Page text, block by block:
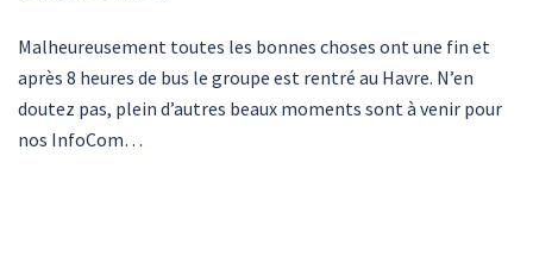
Malheureusement toutes les bonnes choses ont une fin et
après 8 heures de bus le groupe est rentré au Havre. N’en
doutez pas, plein d’autres beaux moments sont à venir pour
nos InfoCom…